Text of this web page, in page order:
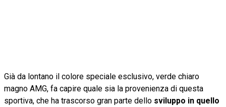
Già da lontano il colore speciale esclusivo, verde chiaro
magno AMG, fa capire quale sia la provenienza di questa
sportiva, che ha trascorso gran parte dello sviluppo in quello